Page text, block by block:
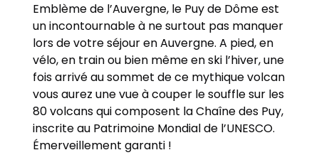
Emblème de l’Auvergne, le Puy de Dôme est
un incontournable à ne surtout pas manquer
lors de votre séjour en Auvergne. A pied, en
vélo, en train ou bien même en ski l’hiver, une
fois arrivé au sommet de ce mythique volcan
vous aurez une vue à couper le souffle sur les
80 volcans qui composent la Chaîne des Puy,
inscrite au Patrimoine Mondial de l’UNESCO.
Émerveillement garanti !